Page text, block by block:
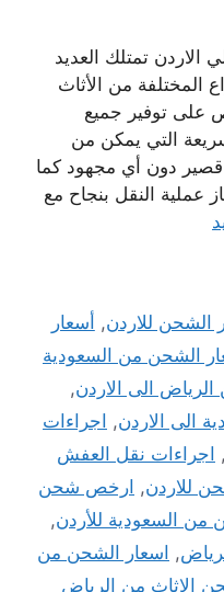
تمتلك العديد
المختلفة من الأثاث
على توفير جميع
التي يمكن من
قصير دون أي مجهود كما
النقل بنجاح مع
الشحن للاردن, أسعار
الشحن من السعودية
الرياض الى الاردن,
الى الاردن, اجراءات
, اجراءات نقل العفش
للاردن, ارخص شحن
السعودية للأردن,
, اسعار الشحن من
الاثاث من الرياض